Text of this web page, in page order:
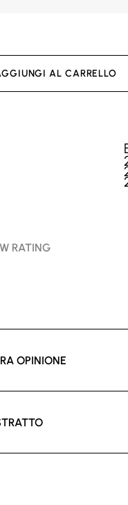
AL CARRELLO
RATING
OPINIONE